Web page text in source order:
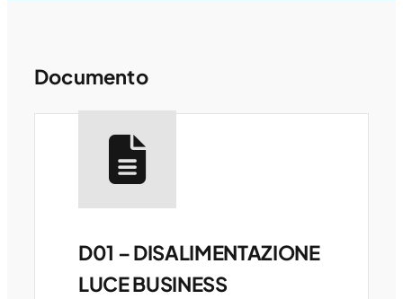
Documento
D01 – DISALIMENTAZIONE
LUCE BUSINESS